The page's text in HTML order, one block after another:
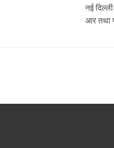
नई
आर तथा